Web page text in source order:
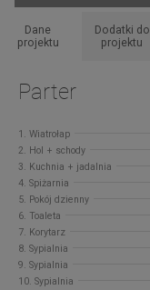
Dane
projektu
Dodatki do
projektu
Parter
1. Wiatrołap
2. Hol + schody
3. Kuchnia + jadalnia
4. Spiżarnia
5. Pokój dzienny
6. Toaleta
7. Korytarz
8. Sypialnia
9. Sypialnia
10. Sypialnia